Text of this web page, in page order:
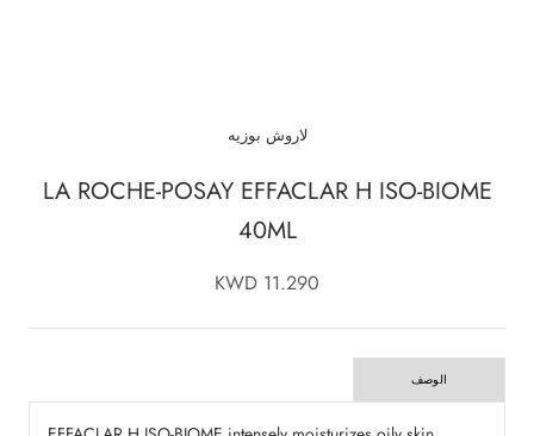
لاروش بوزيه
LA ROCHE-POSAY EFFACLAR H ISO-BIOME
40ML
11.290 KWD
الوصف